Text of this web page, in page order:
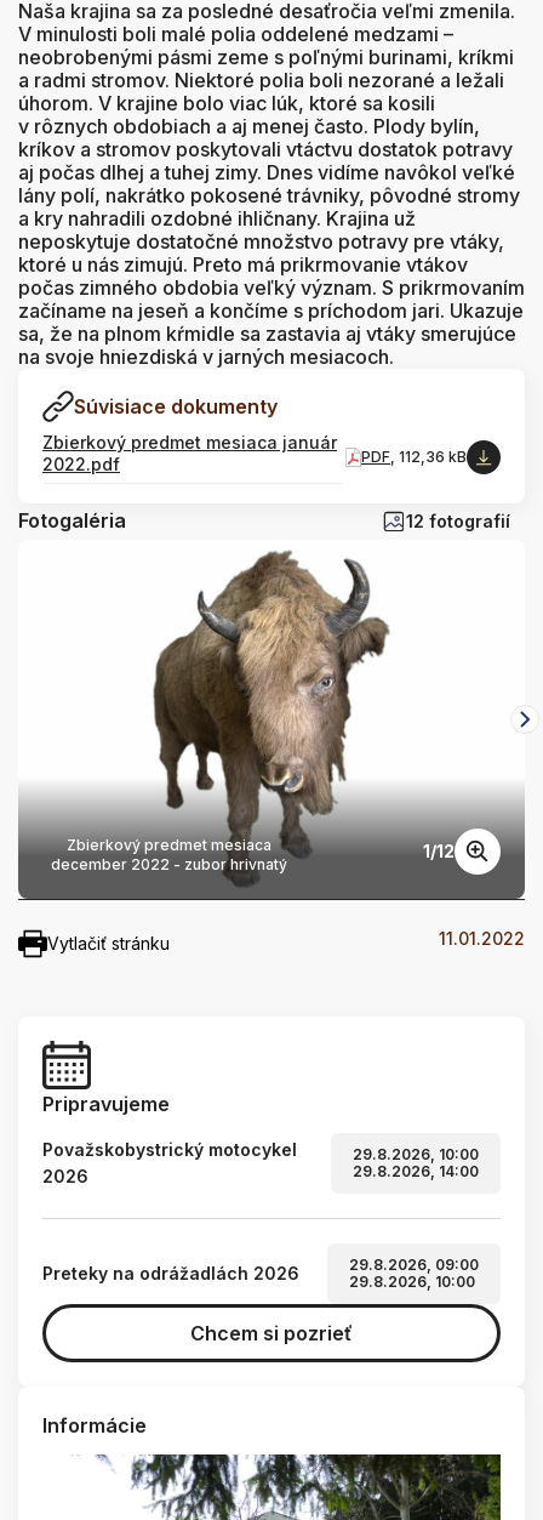
Naša krajina sa za posledné desaťročia veľmi zmenila.
V minulosti boli malé polia oddelené medzami –
neobrobenými pásmi zeme s poľnými burinami, kríkmi
a radmi stromov. Niektoré polia boli nezorané a ležali
úhorom. V krajine bolo viac lúk, ktoré sa kosili
v rôznych obdobiach a aj menej často. Plody bylín,
kríkov a stromov poskytovali vtáctvu dostatok potravy
aj počas dlhej a tuhej zimy. Dnes vidíme navôkol veľké
lány polí, nakrátko pokosené trávniky, pôvodné stromy
a kry nahradili ozdobné ihličnany. Krajina už
neposkytuje dostatočné množstvo potravy pre vtáky,
ktoré u nás zimujú. Preto má prikrmovanie vtákov
počas zimného obdobia veľký význam. S prikrmovaním
začíname na jeseň a končíme s príchodom jari. Ukazuje
sa, že na plnom kŕmidle sa zastavia aj vtáky smerujúce
na svoje hniezdiská v jarných mesiacoch.
Súvisiace dokumenty
Zbierkový predmet mesiaca január
2022.pdf
PDF, 112,36 kB
Fotogaléria 12 fotografií
Zbierkový predmet mesiaca
december 2022 - zubor hrivnatý
1/12
Vytlačiť stránku 11.01.2022
Pripravujeme
Považskobystrický motocykel
2026
29.8.2026, 10:00
29.8.2026, 14:00
Preteky na odrážadlách 2026
29.8.2026, 09:00
29.8.2026, 10:00
Chcem si pozrieť
Informácie